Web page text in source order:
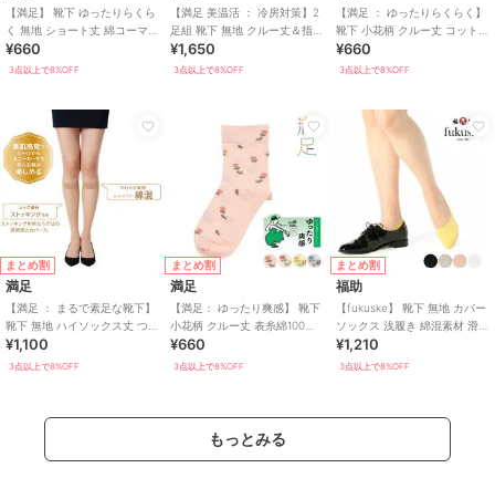
【満足】 靴下 ゆったりらくら
く 無地 ショート丈 綿コーマ＋
BR(3345-07N)
¥660
3点以上で8%OFF
【満足 美温活 ： 冷房対策】2
足組 靴下 無地 クルー丈＆指先
5本指 綿素材 シルク混 重ね履
き
¥1,650
3点以上で8%OFF
【満足 ： ゆったりらくらく】
靴下 小花柄 クルー丈 コットン
メランジ 締め付けにくい
¥660
3点以上で8%OFF
まとめ割
満足
【満足 ： まるで素足な靴下】
靴下 無地 ハイソックス丈 つま
先かかと綿混(340-4331)
¥1,100
3点以上で8%OFF
まとめ割
満足
【満足： ゆったり爽感】 靴下
小花柄 クルー丈 表糸綿100％
天然素材
¥660
3点以上で8%OFF
まとめ割
福助
【fukuske】 靴下 無地 カバー
ソックス 浅履き 綿混素材 滑り
止め付き
¥1,210
3点以上で8%OFF
もっとみる